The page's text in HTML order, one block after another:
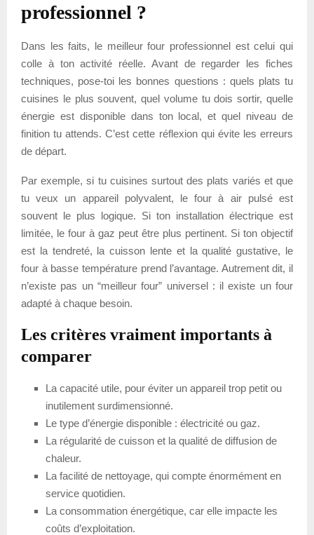
professionnel ?
Dans les faits, le meilleur four professionnel est celui qui
colle à ton activité réelle. Avant de regarder les fiches
techniques, pose-toi les bonnes questions : quels plats tu
cuisines le plus souvent, quel volume tu dois sortir, quelle
énergie est disponible dans ton local, et quel niveau de
finition tu attends. C’est cette réflexion qui évite les erreurs
de départ.
Par exemple, si tu cuisines surtout des plats variés et que
tu veux un appareil polyvalent, le four à air pulsé est
souvent le plus logique. Si ton installation électrique est
limitée, le four à gaz peut être plus pertinent. Si ton objectif
est la tendreté, la cuisson lente et la qualité gustative, le
four à basse température prend l’avantage. Autrement dit, il
n’existe pas un “meilleur four” universel : il existe un four
adapté à chaque besoin.
Les critères vraiment importants à
comparer
La capacité utile, pour éviter un appareil trop petit ou
inutilement surdimensionné.
Le type d’énergie disponible : électricité ou gaz.
La régularité de cuisson et la qualité de diffusion de
chaleur.
La facilité de nettoyage, qui compte énormément en
service quotidien.
La consommation énergétique, car elle impacte les
coûts d’exploitation.